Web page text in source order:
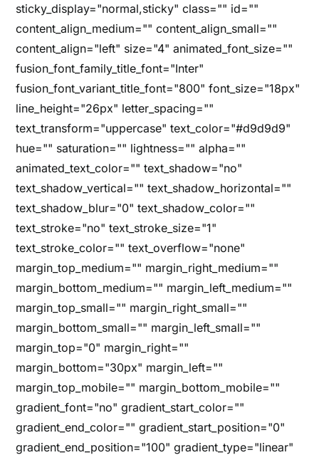
sticky_display="normal,sticky" class="" id=""
content_align_medium="" content_align_small=""
content_align="left" size="4" animated_font_size=""
fusion_font_family_title_font="Inter"
fusion_font_variant_title_font="800" font_size="18px"
line_height="26px" letter_spacing=""
text_transform="uppercase" text_color="#d9d9d9"
hue="" saturation="" lightness="" alpha=""
animated_text_color="" text_shadow="no"
text_shadow_vertical="" text_shadow_horizontal=""
text_shadow_blur="0" text_shadow_color=""
text_stroke="no" text_stroke_size="1"
text_stroke_color="" text_overflow="none"
margin_top_medium="" margin_right_medium=""
margin_bottom_medium="" margin_left_medium=""
margin_top_small="" margin_right_small=""
margin_bottom_small="" margin_left_small=""
margin_top="0" margin_right=""
margin_bottom="30px" margin_left=""
margin_top_mobile="" margin_bottom_mobile=""
gradient_font="no" gradient_start_color=""
gradient_end_color="" gradient_start_position="0"
gradient_end_position="100" gradient_type="linear"